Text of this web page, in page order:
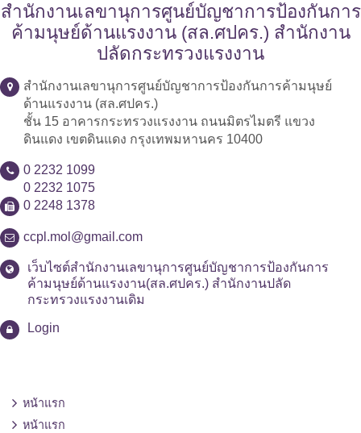
สำนักงานเลขานุการศูนย์บัญชาการป้องกันการ
ค้ามนุษย์ด้านแรงงาน (สล.ศปคร.) สำนักงาน
ปลัดกระทรวงแรงงาน
สำนักงานเลขานุการศูนย์บัญชาการป้องกันการค้ามนุษย์
ด้านแรงงาน (สล.ศปคร.)
ชั้น 15 อาคารกระทรวงแรงงาน ถนนมิตรไมตรี แขวง
ดินแดง เขตดินแดง กรุงเทพมหานคร 10400
0 2232 1099
0 2232 1075
0 2248 1378
ccpl.mol@gmail.com
เว็บไซต์สำนักงานเลขานุการศูนย์บัญชาการป้องกันการ
ค้ามนุษย์ด้านแรงงาน(สล.ศปคร.) สำนักงานปลัด
กระทรวงแรงงานเดิม
Login
หน้าแรก
หน้าแรก